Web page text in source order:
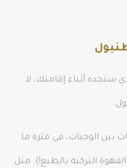
ستجده أثناء إقامتك، لا
بين الوجبات، في فترة ما
التركية بالطبع!). مثل